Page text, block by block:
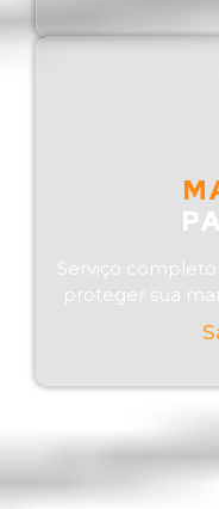
Serviço
proteger sua